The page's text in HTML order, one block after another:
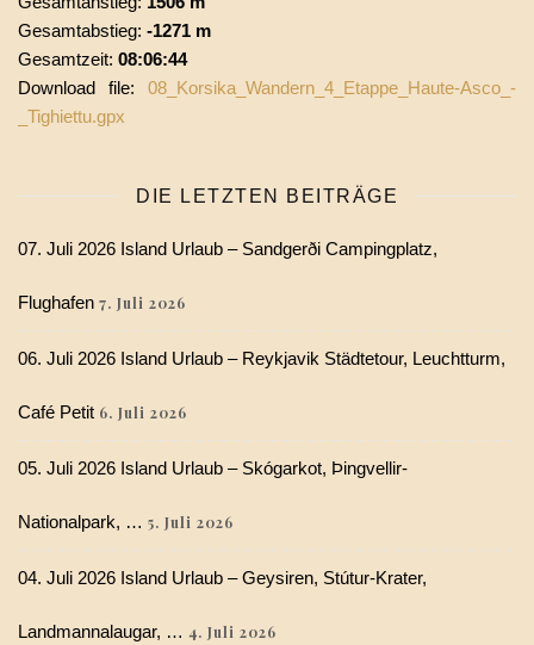
Gesamtabstieg: -1271 m
Gesamtzeit: 08:06:44
Download file: 08_Korsika_Wandern_4_Etappe_Haute-Asco_-
_Tighiettu.gpx
DIE LETZTEN BEITRÄGE
07. Juli 2026 Island Urlaub – Sandgerði Campingplatz,
Flughafen 7. Juli 2026
06. Juli 2026 Island Urlaub – Reykjavik Städtetour, Leuchtturm,
Café Petit 6. Juli 2026
05. Juli 2026 Island Urlaub – Skógarkot, Þingvellir-
Nationalpark, … 5. Juli 2026
04. Juli 2026 Island Urlaub – Geysiren, Stútur-Krater,
Landmannalaugar, … 4. Juli 2026